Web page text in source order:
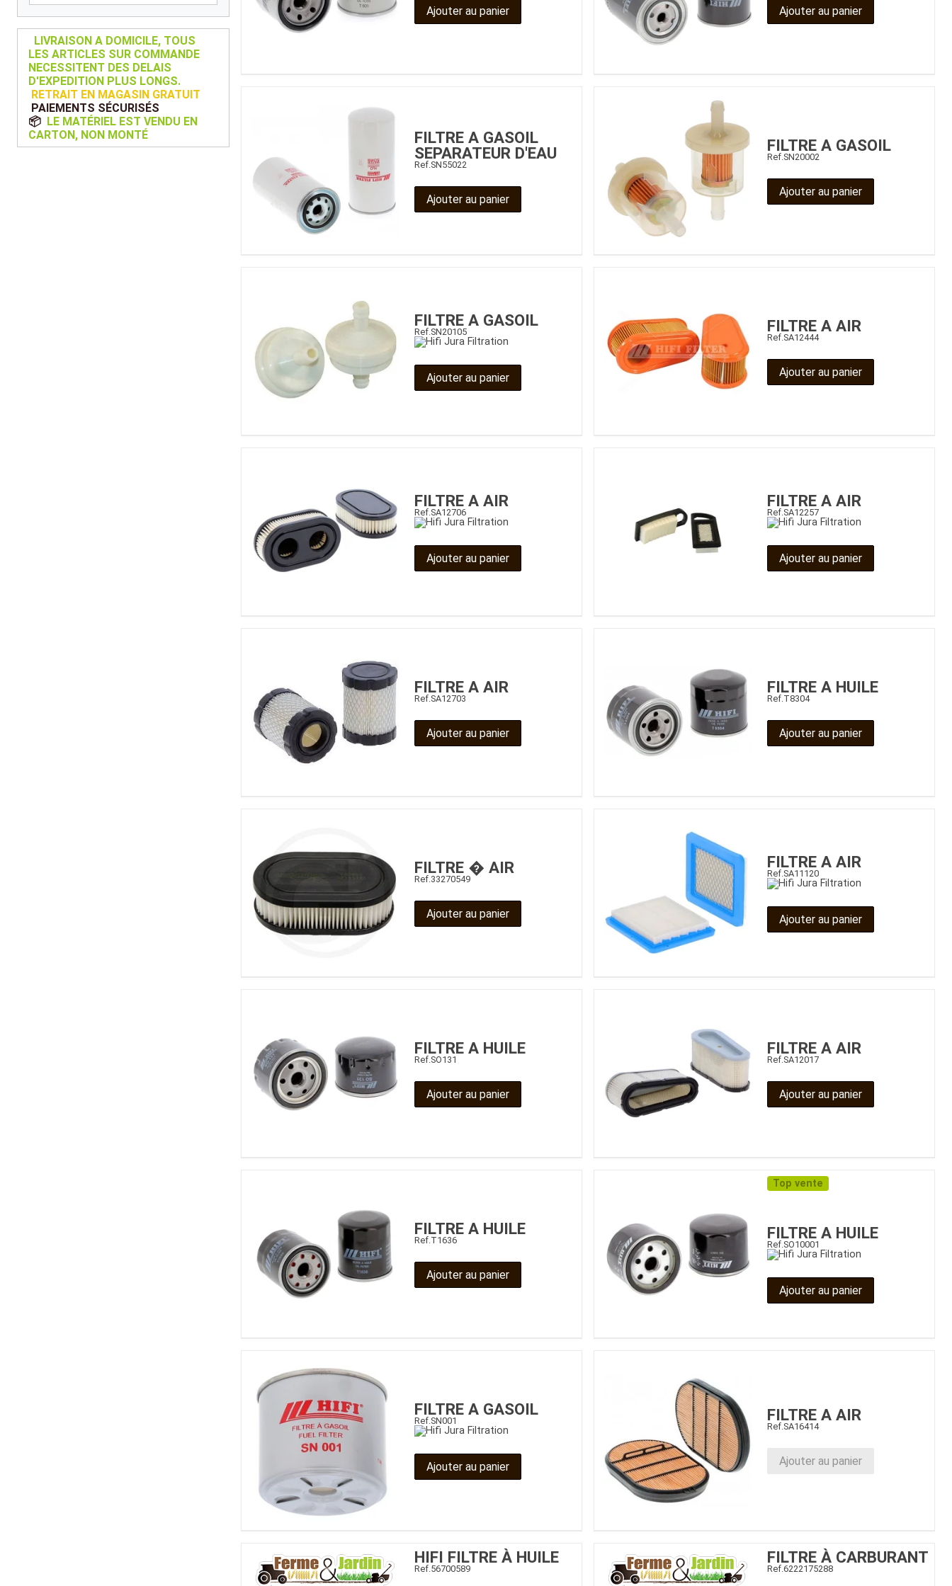
Broyeur thermique
Broyeur électrique
Benne
Sécateur
Perche sécateur
LIVRAISON A DOMICILE, TOUS
LES ARTICLES SUR COMMANDE
NECESSITENT DES DELAIS
D'EXPEDITION PLUS LONGS.
RETRAIT EN MAGASIN GRATUIT
PAIEMENTS SÉCURISÉS
📦 LE MATÉRIEL EST VENDU EN
CARTON, NON MONTÉ
Ajouter au panier Ajouter au panier
FILTRE A GASOIL
SEPARATEUR D'EAU
Ref. SN55022
Ajouter au panier
FILTRE A GASOIL
Ref. SN20002
Ajouter au panier
FILTRE A GASOIL
Ref. SN20105
Ajouter au panier
FILTRE A AIR
Ref. SA12444
Ajouter au panier
FILTRE A AIR
Ref. SA12706
Ajouter au panier
FILTRE A AIR
Ref. SA12257
Ajouter au panier
FILTRE A AIR
Ref. SA12703
Ajouter au panier
FILTRE A HUILE
Ref. T8304
Ajouter au panier
FILTRE � AIR
Ref. 33270549
Ajouter au panier
FILTRE A AIR
Ref. SA11120
Ajouter au panier
FILTRE A HUILE
Ref. SO131
Ajouter au panier
FILTRE A AIR
Ref. SA12017
Ajouter au panier
FILTRE A HUILE
Ref. T1636
Ajouter au panier
Top vente
FILTRE A HUILE
Ref. SO10001
Ajouter au panier
FILTRE A GASOIL
Ref. SN001
Ajouter au panier
FILTRE A AIR
Ref. SA16414
Ajouter au panier
HIFI FILTRE À HUILE
Ref. 56700589
FILTRE À CARBURANT
Ref. 6222175288